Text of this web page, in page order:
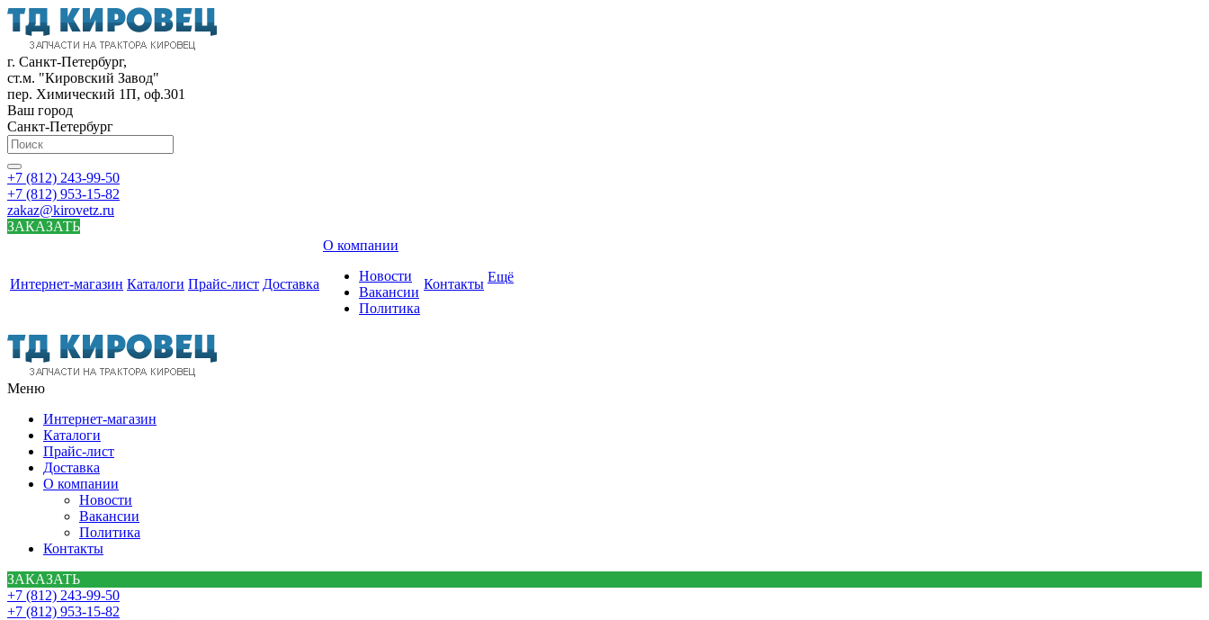
г. Санкт-Петербург,
ст.м. "Кировский Завод"
пер. Химический 1П, оф.301
Ваш город
Санкт-Петербург
+7 (812) 243-99-50
+7 (812) 953-15-82
zakaz@kirovetz.ru
ЗАКАЗАТЬ
Интернет-магазин Каталоги Прайс-лист Доставка
О компании
Новости
Вакансии
Политика
Контакты Ещё
Меню
Интернет-магазин
Каталоги
Прайс-лист
Доставка
О компании
Новости
Вакансии
Политика
Контакты
ЗАКАЗАТЬ
+7 (812) 243-99-50
+7 (812) 953-15-82